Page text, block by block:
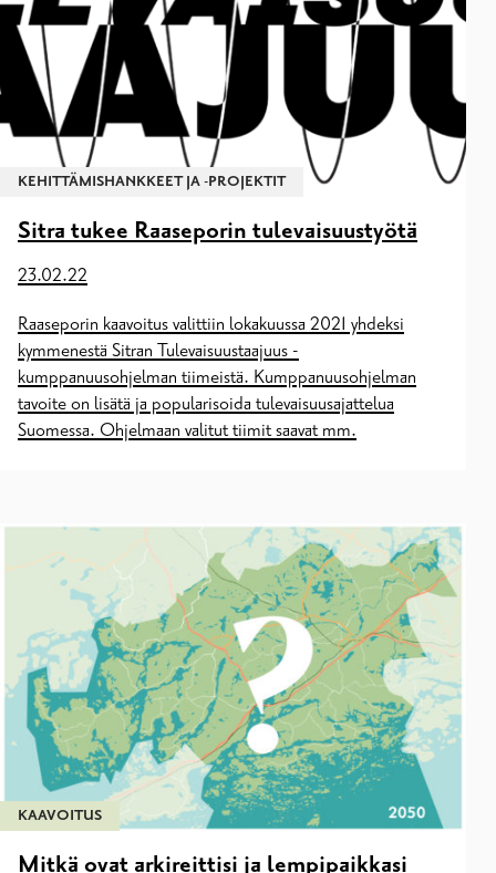
KEHITTÄMISHANKKEET JA -PROJEKTIT
Sitra tukee Raaseporin tulevaisuustyötä
23.02.22
Raaseporin kaavoitus valittiin lokakuussa 2021 yhdeksi
kymmenestä Sitran Tulevaisuustaajuus -
kumppanuusohjelman tiimeistä. Kumppanuusohjelman
tavoite on lisätä ja popularisoida tulevaisuusajattelua
Suomessa. Ohjelmaan valitut tiimit saavat mm.
KAAVOITUS
Mitkä ovat arkireittisi ja lempipaikkasi